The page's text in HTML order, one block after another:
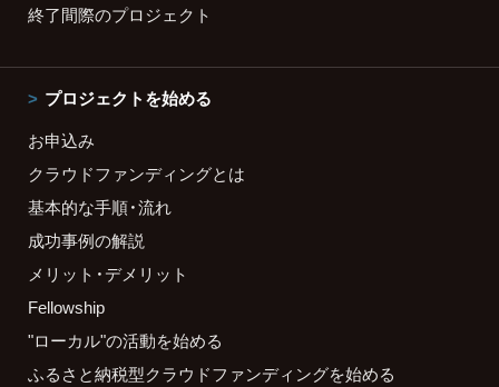
終了間際のプロジェクト
プロジェクトを始める
お申込み
クラウドファンディングとは
基本的な手順・流れ
成功事例の解説
メリット・デメリット
Fellowship
"ローカル"の活動を始める
ふるさと納税型クラウドファンディングを始める